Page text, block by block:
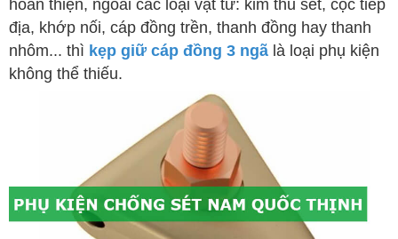
hoàn thiện, ngoài các loại vật tư: kim thu sét, cọc tiếp
địa, khớp nối, cáp đồng trền, thanh đồng hay thanh
nhôm... thì kẹp giữ cáp đồng 3 ngã là loại phụ kiện
không thể thiếu.